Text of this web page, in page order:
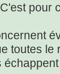
pour
toutes le
échappent